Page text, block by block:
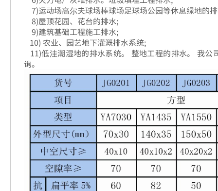
7)运动场高尔夫球场棒球场足球场公园等休息绿地的
8)屋顶花园、花台的排水;
9)建筑基础工程施工排水;
10) 农业、园艺地下灌溉排水系统;
11)低洼潮湿地的排水系统。 整地工程的排水。 我
询。